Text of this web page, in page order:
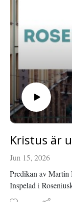
Jun 15, 2026
Predikan av Martin
Inspelad i
Läs mer om